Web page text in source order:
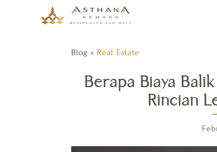
Blog » Real Estate
Berapa Biaya
Rincian